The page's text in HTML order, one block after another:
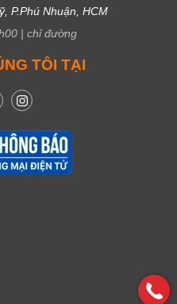
P.Phú Nhuận, HCM
| chỉ đường
TÔI TẠI